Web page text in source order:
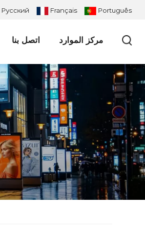
Русский Français Português
اتصل بنا مركز الموارد